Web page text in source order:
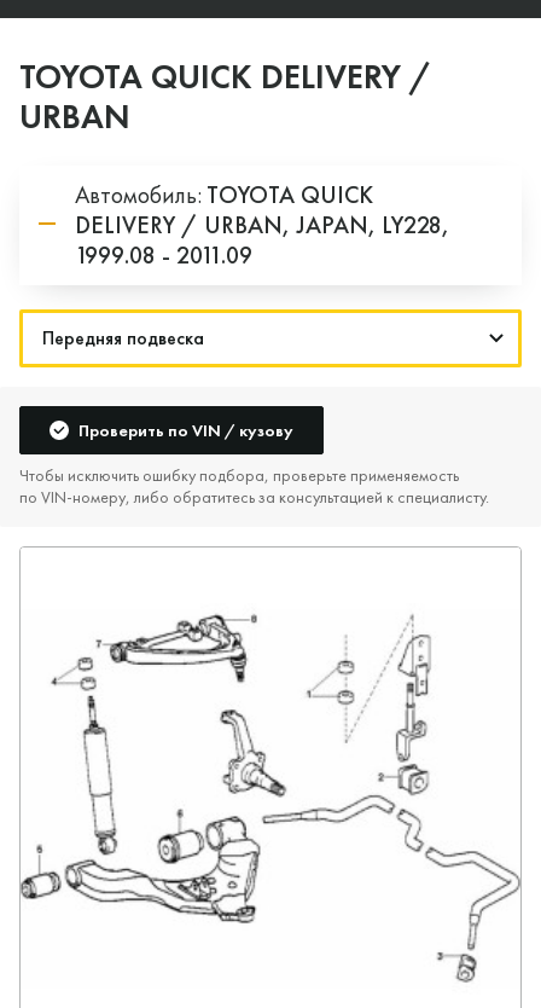
TOYOTA QUICK DELIVERY /
URBAN
Автомобиль: TOYOTA QUICK
DELIVERY / URBAN, JAPAN, LY228,
1999.08 - 2011.09
Проверить по VIN / кузову
Чтобы исключить ошибку подбора, проверьте применяемость
по VIN‑номеру, либо обратитесь за консультацией к специалисту.